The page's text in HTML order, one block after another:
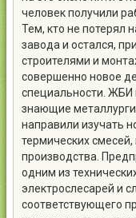
человек получили
Тем, кто не потерял
завода и остался,
строителями и
совершенно новое
специальности. ЖБИ
знающие
направили изучать
термических
производства.
одним из
электрослесарей и
соответствующего